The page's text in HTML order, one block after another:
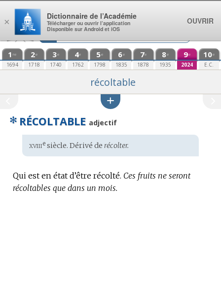
Aller au contenu
1 re
1694
2e
1718
3e
1740
4e
1762
5e
1798
6e
1835
7e
1878
8e
1935
9e
2024
10e
E.C.
récoltable
✻ RÉCOLTABLE adjectif
Étymologie
:
xviiiesiècle. Dérivé de récolter.
Qui est en état d’être récolté. Ces fruits ne seront
récoltables que dans un mois.
×
Dictionnaire de l’Académie
Télécharger ou ouvrir l’application
Disponible sur Android et iOS
OUVRIR